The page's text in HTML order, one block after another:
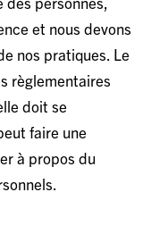
et nous devons
nos pratiques. Le
règlementaires
doit se
faire une
à propos du